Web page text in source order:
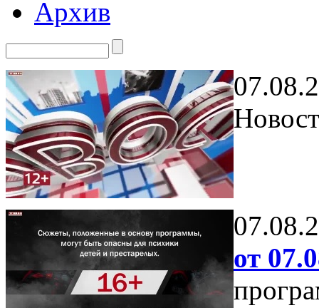
Архив
от